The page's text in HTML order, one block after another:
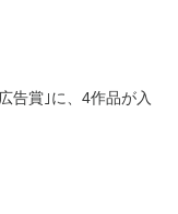
告賞｣に、4作品が入